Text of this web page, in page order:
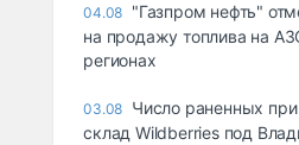
04.08 "Газпром нефть"
на продажу топлива на
регионах
03.08 Число раненных при
склад Wildberries под